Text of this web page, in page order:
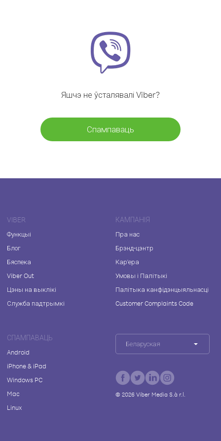
Яшчэ не ўсталявалі Viber?
Спампаваць
VIBER
Функцыі
Блог
Бяспека
Viber Out
Цэны на выклікі
Служба падтрымкі
КАМПАНІЯ
Пра нас
Брэнд-цэнтр
Кар'ера
Умовы і Палітыкі
Палітыка канфідэнцыяльнасці
Customer Complaints Code
СПАМПАВАЦЬ
Android
iPhone & iPad
Windows PC
Mac
Linux
Беларуская
© 2026Viber Media S.à r.l.